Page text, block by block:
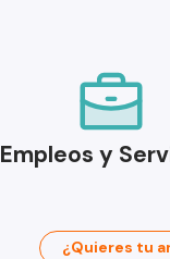
Empleos y
¿Quieres tu